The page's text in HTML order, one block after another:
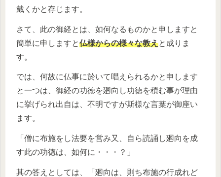
戴くかと存じます。
さて、此の御経とは、如何なるものかと申しますと
簡単に申しますと仏様からの様々な教えと成りま
す。
では、何故に仏事に於いて唱えられるかと申します
と一つは、御経の功徳を廻向し功徳を積む事が理由
に挙げられ出自は、不明ですが斯様な言葉が御座い
ます。
「僧に布施をし法要を営み又、自ら読誦し廻向を成
す此の功徳は、如何に・・・？」
其の答えとしては、「廻向は、則ち布施の行成れど